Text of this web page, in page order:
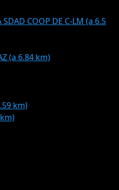
COOP DE C-LM (a 6.5
(a 6.84 km)
km)